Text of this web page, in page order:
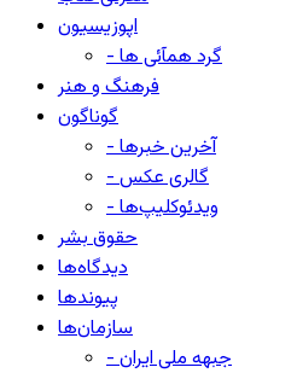
اپوزیسیون
- گرد همآئی ها
فرهنگ و هنر
گوناگون
- آخرین خبرها
- گالری عکس
- ویدئوکلیپ‌ها
حقوق بشر
دیدگاه‌ها
پیوندها
سازمان‌ها
- جبهه ملی ایران